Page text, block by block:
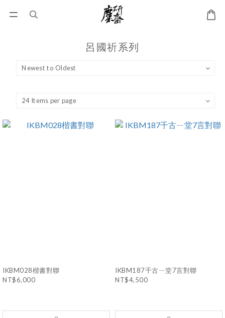
呂國祈系列
IKBM028楷書對聯
NT$6,000
IKBM187千古ㄧ堂7言對聯
NT$4,500